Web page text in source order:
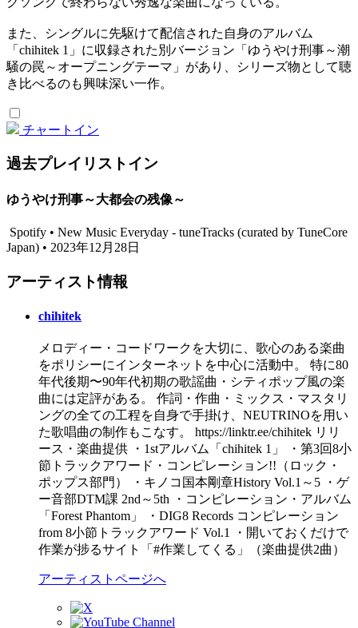
また、シングルに先駆けて配信された自身のアルバム
「chihitek 1」に収録された別バージョン「ゆうやけ刑事～潮
騒の罠～オープニングテーマ」があり、シリーズ物として聴
き比べるのも興味深い一作。
チャートイン
過去プレイリストイン
ゆうやけ刑事～大都会の残像～
Spotify • New Music Everyday - tuneTracks (curated by TuneCore
Japan) • 2023年12月28日
アーティスト情報
chihitek
メロディー・コードワークを大切に、歌心のある楽曲
をポリシーにインターネットを中心に活動中。 特に80
年代後期〜90年代初期の歌謡曲・シティポップ風の楽
曲には定評がある。 作詞・作曲・ミックス・マスタリ
ングの全ての工程を自身で手掛け、NEUTRINOを用い
た歌唱曲の制作もこなす。 https://linktr.ee/chihitek リリ
ース・楽曲提供 ・1stアルバム「chihitek 1」 ・第3回8小
節トラックアワード・コンピレーション!!（ロック・
ポップス部門） ・キノコ国本剛章History Vol.1～5 ・ゲ
ー音部DTM課 2nd～5th ・コンピレーション・アルバム
「Forest Phantom」 ・DIG8 Records コンピレーション
from 8小節トラックアワード Vol.1 ・開いておくだけで
作業が捗るサイト「#作業してくる」（楽曲提供2曲）
アーティストページへ